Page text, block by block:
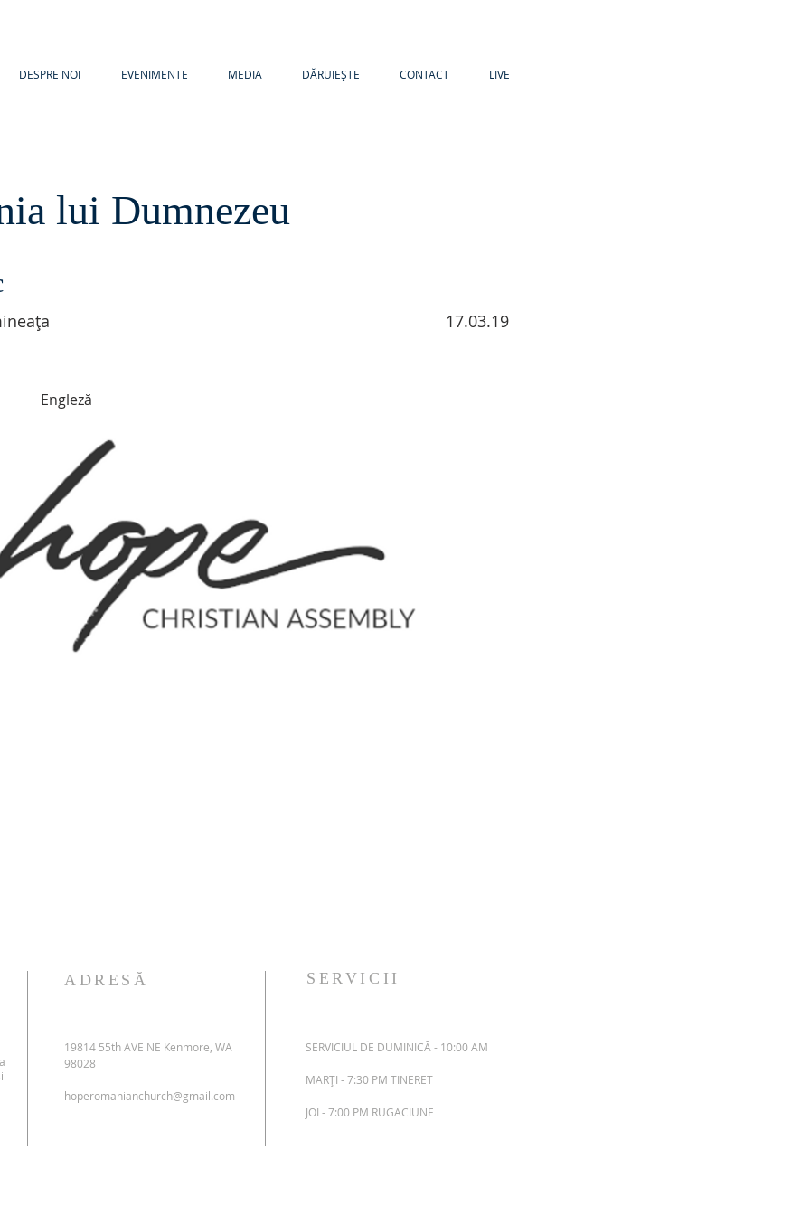
DESPRE NOI EVENIMENTE MEDIA DĂRUIEȘTE CONTACT LIVE
lui Dumnezeu
17.03.19
Engleză
ADRESĂ
19814 55th AVE NE Kenmore, WA
98028
hoperomanianchurch@gmail.com
SERVICII
SERVICIUL DE DUMINICĂ - 10:00 AM
MARȚI - 7:30 PM TINERET
JOI - 7:00 PM RUGACIUNE